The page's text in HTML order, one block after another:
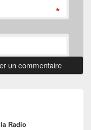
*
Radio